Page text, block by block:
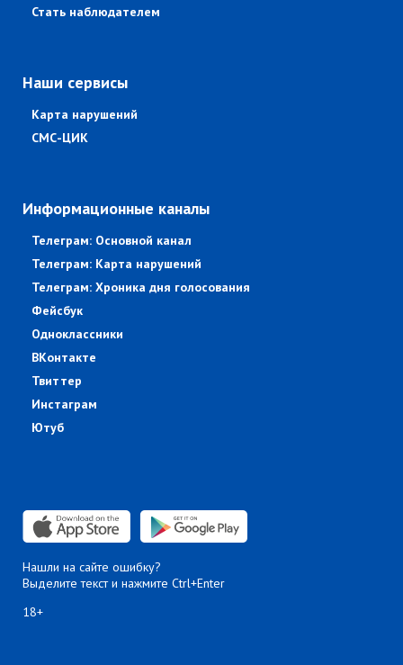
Стать наблюдателем
Наши сервисы
Карта нарушений
СМС-ЦИК
Информационные каналы
Телеграм: Основной канал
Телеграм: Карта нарушений
Телеграм: Хроника дня голосования
Фейсбук
Одноклассники
ВКонтакте
Твиттер
Инстаграм
Ютуб
Нашли на сайте ошибку?
Выделите текст и нажмите Ctrl+Enter
18+